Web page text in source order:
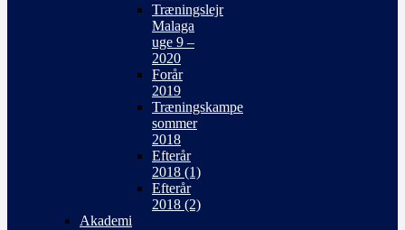
Træningslejr
Malaga
uge 9 –
2020
Forår
2019
Træningskampe
sommer
2018
Efterår
2018 (1)
Efterår
2018 (2)
Akademi